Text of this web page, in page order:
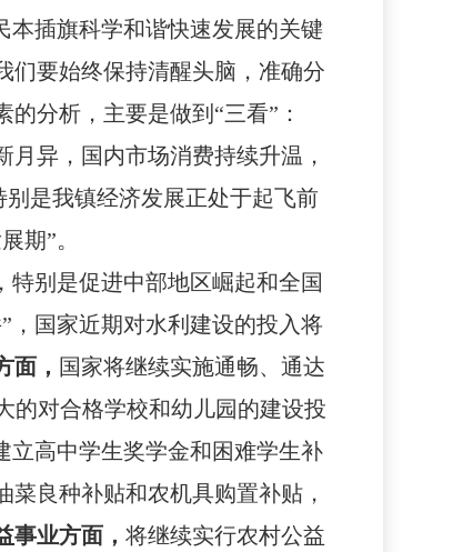
本插旗科学和谐快速发展的关键
们要始终保持清醒头脑，准确分
分析，主要是做到“三看”：
月异， 国内市场消费持续升温，
别是我镇经济发展正处于起飞前
期”。
特别是促进中部地区崛起和全国
，国家近期对水利建设的投入将
面， 国家将继续实施通畅、通达
的对合格学校和幼儿园的建设投
立高中学生奖学金和困难学生补
菜良种补贴和农机具购置补贴，
事业方面， 将继续实行农村公益